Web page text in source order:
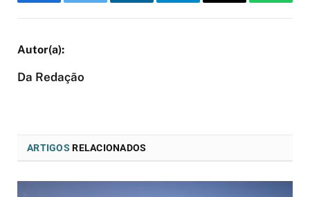
Da Redação
ARTIGOS RELACIONADOS